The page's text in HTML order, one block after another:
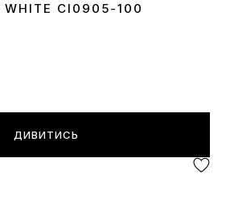
WHITE CI0905-100
ДИВИТИСЬ